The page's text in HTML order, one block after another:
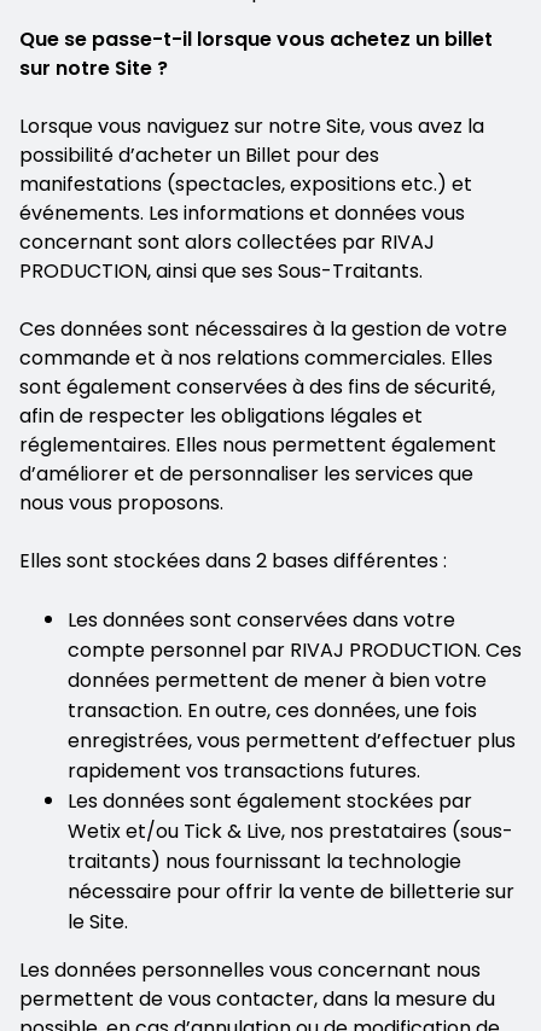
Que se passe-t-il lorsque vous achetez un billet
sur notre Site ?
Lorsque vous naviguez sur notre Site, vous avez la
possibilité d’acheter un Billet pour des
manifestations (spectacles, expositions etc.) et
événements. Les informations et données vous
concernant sont alors collectées par RIVAJ
PRODUCTION, ainsi que ses Sous-Traitants.
Ces données sont nécessaires à la gestion de votre
commande et à nos relations commerciales. Elles
sont également conservées à des fins de sécurité,
afin de respecter les obligations légales et
réglementaires. Elles nous permettent également
d’améliorer et de personnaliser les services que
nous vous proposons.
Elles sont stockées dans 2 bases différentes :
Les données sont conservées dans votre
compte personnel par RIVAJ PRODUCTION. Ces
données permettent de mener à bien votre
transaction. En outre, ces données, une fois
enregistrées, vous permettent d’effectuer plus
rapidement vos transactions futures.
Les données sont également stockées par
Wetix et/ou Tick & Live, nos prestataires (sous-
traitants) nous fournissant la technologie
nécessaire pour offrir la vente de billetterie sur
le Site.
Les données personnelles vous concernant nous
permettent de vous contacter, dans la mesure du